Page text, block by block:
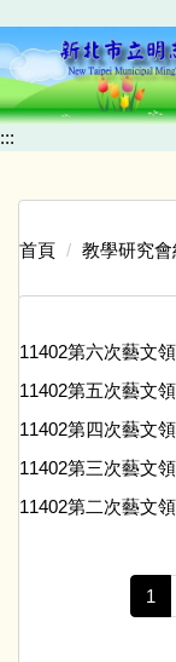
到
主
要
內
容
:::
首頁 教學研究
11402第六次藝文
11402第五次藝文
11402第四次藝文
11402第三次藝文
11402第二次藝文
1